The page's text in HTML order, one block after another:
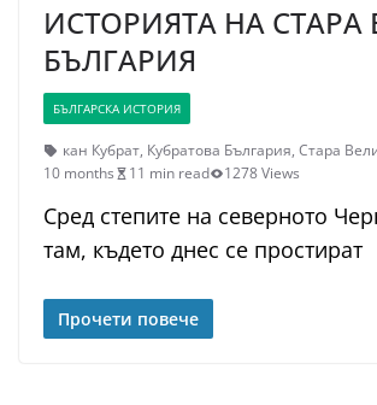
ИСТОРИЯТА НА СТАРА
БЪЛГАРИЯ
БЪЛГАРСКА ИСТОРИЯ
кан Кубрат, Кубратова България, Стара
10 months
11 min read 1278 Views
Сред степите на северното
там, където днес се простират
Прочети повече